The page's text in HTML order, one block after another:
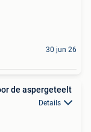
30 jun 26
de aspergeteelt
Details